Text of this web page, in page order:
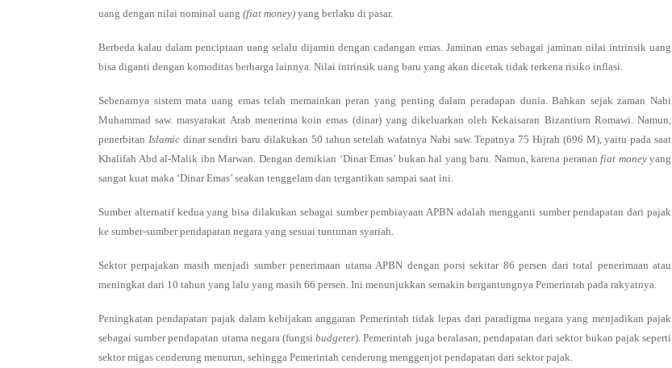
uang dengan nilai nominal uang (fiat money) yang berlaku di pasar.
Berbeda kalau dalam penciptaan uang selalu dijamin dengan cadangan emas. Jaminan emas sebagai jaminan nilai intrinsik uang
bisa diganti dengan komoditas berharga lainnya. Nilai intrinsik uang baru yang akan dicetak tidak terkena risiko inflasi.
Sebenarnya sistem mata uang emas telah memainkan peran yang penting dalam peradapan dunia. Bahkan sejak zaman Nabi
Muhammad saw. masyarakat Arab menerima koin emas (dinar) yang dikeluarkan oleh Kekaisaran Bizantium Romawi. Namun,
penerbitan Islamicdinar sendiri baru dilakukan 50 tahun setelah wafatnya Nabi saw. Tepatnya 75 Hijrah (696 M), yaitu pada saat
Khalifah Abd al-Malik ibn Marwan. Dengan demikian ‘Dinar Emas’ bukan hal yang baru. Namun, karena peranan fiat moneyyang
sangat kuat maka ‘Dinar Emas’ seakan tenggelam dan tergantikan sampai saat ini.
Sumber alternatif kedua yang bisa dilakukan sebagai sumber pembiayaan APBN adalah mengganti sumber pendapatan dari pajak
ke sumber-sumber pendapatan negara yang sesuai tuntunan syariah.
Sektor perpajakan masih menjadi sumber penerimaan utama APBN dengan porsi sekitar 86 persen dari total penerimaan atau
meningkat dari 10 tahun yang lalu yang masih 66 persen. Ini menunjukkan semakin bergantungnya Pemerintah pada rakyatnya.
Peningkatan pendapatan pajak dalam kebijakan anggaran Pemerintah tidak lepas dari paradigma negara yang menjadikan pajak
sebagai sumber pendapatan utama negara (fungsibudgeter). Pemerintah juga beralasan, pendapatan dari sektor bukan pajak seperti
sektor migas cenderung menurun, sehingga Pemerintah cenderung menggenjot pendapatan dari sektor pajak.